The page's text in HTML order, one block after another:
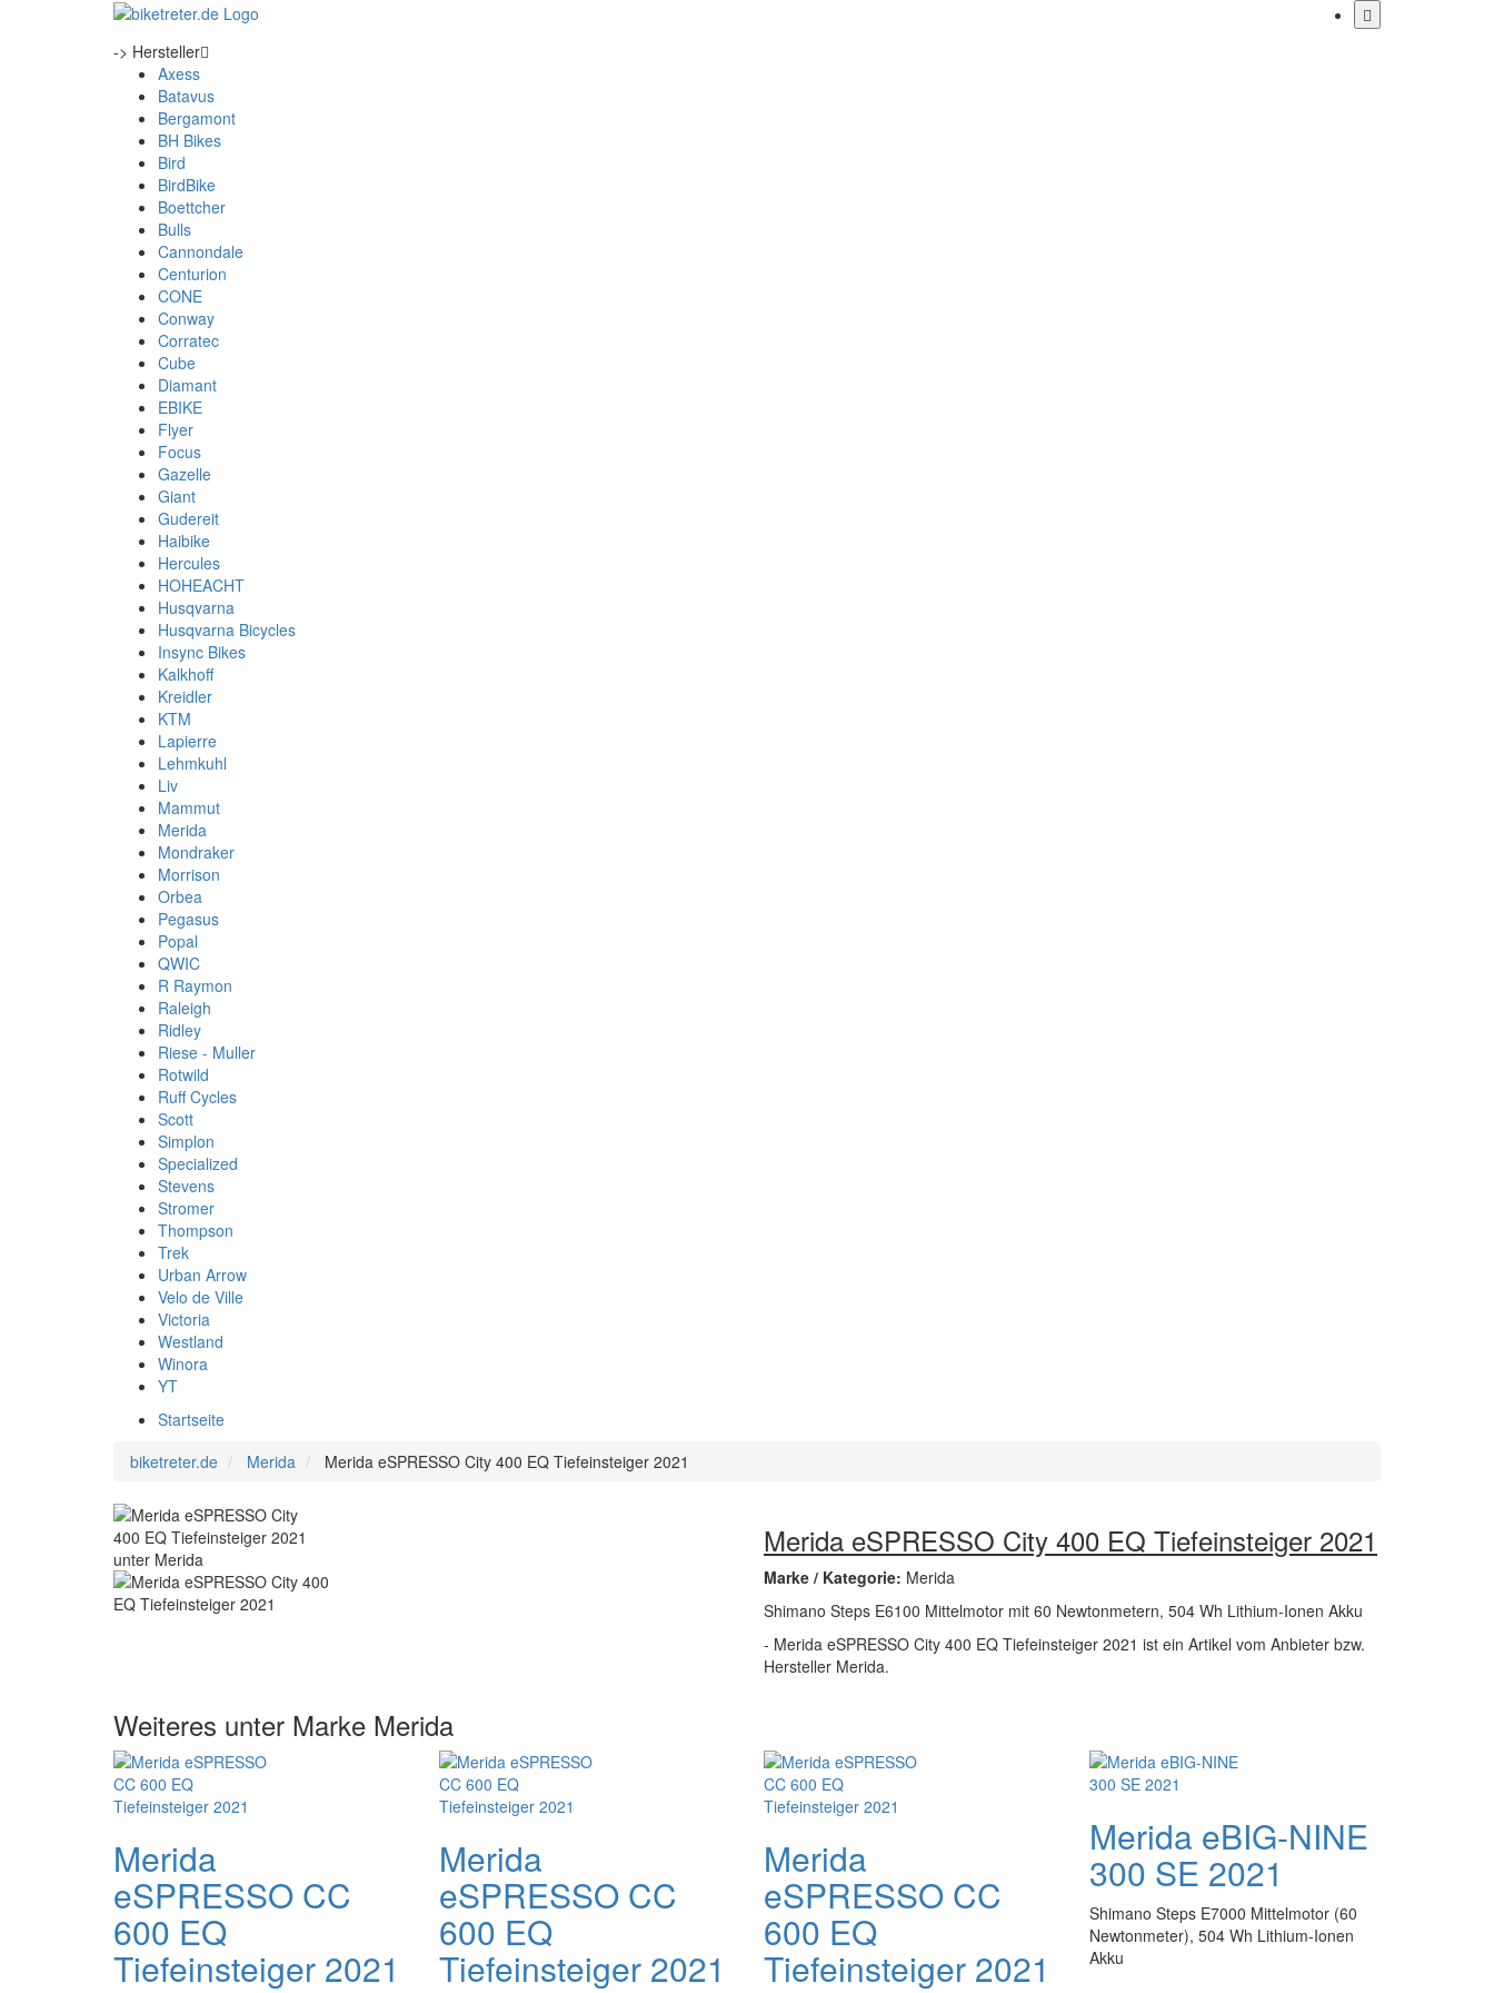
-> Hersteller
Axess
Batavus
Bergamont
BH Bikes
Bird
BirdBike
Boettcher
Bulls
Cannondale
Centurion
CONE
Conway
Corratec
Cube
Diamant
EBIKE
Flyer
Focus
Gazelle
Giant
Gudereit
Haibike
Hercules
HOHEACHT
Husqvarna
Husqvarna Bicycles
Insync Bikes
Kalkhoff
Kreidler
KTM
Lapierre
Lehmkuhl
Liv
Mammut
Merida
Mondraker
Morrison
Orbea
Pegasus
Popal
QWIC
R Raymon
Raleigh
Ridley
Riese - Muller
Rotwild
Ruff Cycles
Scott
Simplon
Specialized
Stevens
Stromer
Thompson
Trek
Urban Arrow
Velo de Ville
Victoria
Westland
Winora
YT
Startseite
biketreter.de
Merida Merida eSPRESSO City 400 EQ Tiefeinsteiger 2021
Merida eSPRESSO City 400 EQ Tiefeinsteiger 2021
Marke / Kategorie: Merida
Shimano Steps E6100 Mittelmotor mit 60 Newtonmetern, 504 Wh Lithium-Ionen Akku
- Merida eSPRESSO City 400 EQ Tiefeinsteiger 2021 ist ein Artikel vom Anbieter bzw.
Hersteller Merida.
Weiteres unter Marke Merida
Merida
eSPRESSO CC
600 EQ
Tiefeinsteiger 2021
Merida
eSPRESSO CC
600 EQ
Tiefeinsteiger 2021
Merida
eSPRESSO CC
600 EQ
Tiefeinsteiger 2021
Merida eBIG-NINE
300 SE 2021
Shimano Steps E7000 Mittelmotor (60
Newtonmeter), 504 Wh Lithium-Ionen
Akku